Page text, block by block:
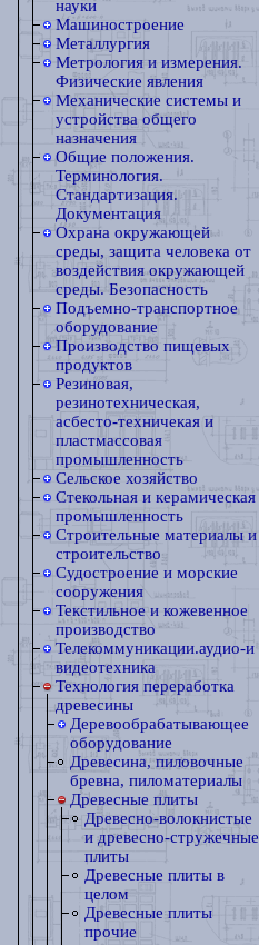
науки
Машиностроение
Металлургия
Метрология и измерения.
Физические явления
Механические системы и
устройства общего
назначения
Общие положения.
Терминология.
Стандартизация.
Документация
Охрана окружающей
среды, защита человека от
воздействия окружающей
среды. Безопасность
Подъемно-транспортное
оборудование
Производство пищевых
продуктов
Резиновая,
резинотехническая,
асбесто-техничекая и
пластмассовая
промышленность
Сельское хозяйство
Стекольная и керамическая
промышленность
Строительные материалы и
строительство
Судостроение и морские
сооружения
Текстильное и кожевенное
производство
Телекоммуникации.аудио-и
видеотехника
Технология переработка
древесины
Деревообрабатывающее
оборудование
Древесина, пиловочные
бревна, пиломатериалы
Древесные плиты
Древесно-волокнистые
и древесно-стружечные
плиты
Древесные плиты в
целом
Древесные плиты
прочие